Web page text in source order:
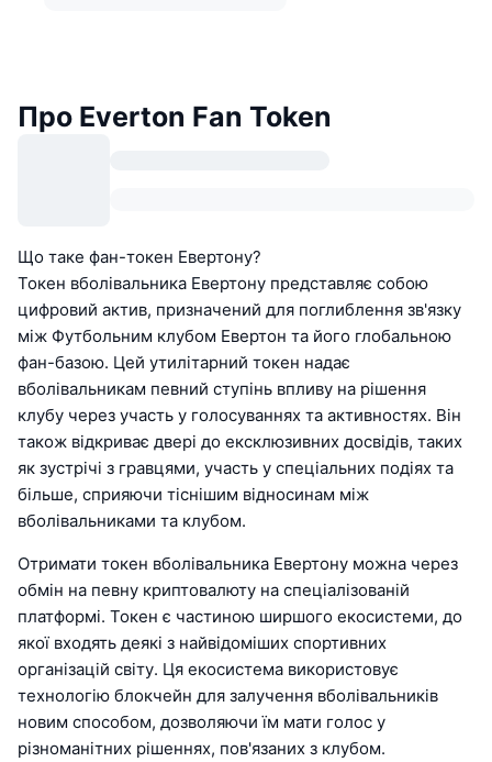
Про Everton Fan Token
Що таке фан-токен Евертону?
Токен вболівальника Евертону представляє собою
цифровий актив, призначений для поглиблення зв'язку
між Футбольним клубом Евертон та його глобальною
фан-базою. Цей утилітарний токен надає
вболівальникам певний ступінь впливу на рішення
клубу через участь у голосуваннях та активностях. Він
також відкриває двері до ексклюзивних досвідів, таких
як зустрічі з гравцями, участь у спеціальних подіях та
більше, сприяючи тіснішим відносинам між
вболівальниками та клубом.
Отримати токен вболівальника Евертону можна через
обмін на певну криптовалюту на спеціалізованій
платформі. Токен є частиною ширшого екосистеми, до
якої входять деякі з найвідоміших спортивних
організацій світу. Ця екосистема використовує
технологію блокчейн для залучення вболівальників
новим способом, дозволяючи їм мати голос у
різноманітних рішеннях, пов'язаних з клубом.